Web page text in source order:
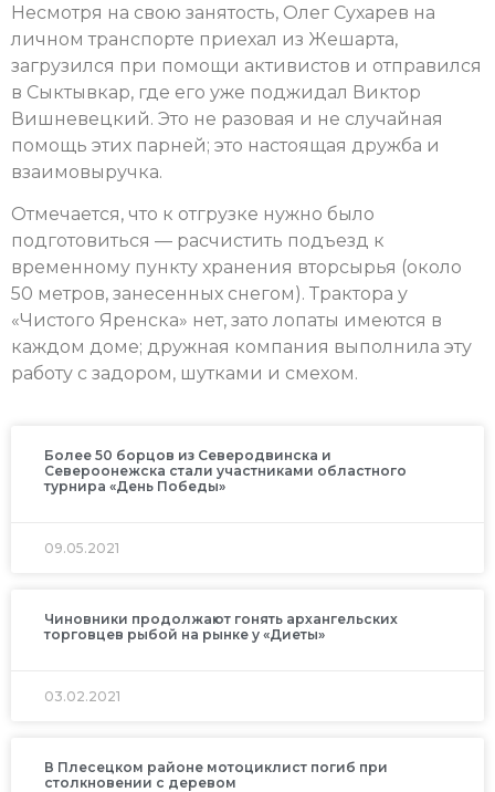
Несмотря на свою занятость, Олег Сухарев на
личном транспорте приехал из Жешарта,
загрузился при помощи активистов и отправился
в Сыктывкар, где его уже поджидал Виктор
Вишневецкий. Это не разовая и не случайная
помощь этих парней; это настоящая дружба и
взаимовыручка.
Отмечается, что к отгрузке нужно было
подготовиться — расчистить подъезд к
временному пункту хранения вторсырья (около
50 метров, занесенных снегом). Трактора у
«Чистого Яренска» нет, зато лопаты имеются в
каждом доме; дружная компания выполнила эту
работу с задором, шутками и смехом.
Более 50 борцов из Северодвинска и
Североонежска стали участниками областного
турнира «День Победы»
09.05.2021
Чиновники продолжают гонять архангельских
торговцев рыбой на рынке у «Диеты»
03.02.2021
В Плесецком районе мотоциклист погиб при
столкновении с деревом